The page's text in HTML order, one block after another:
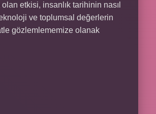
etkisi, insanlık tarihinin nasıl
ve toplumsal değerlerin
gözlemlememize olanak